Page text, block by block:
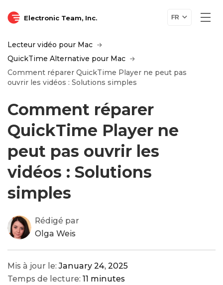
Electronic Team, Inc. FR
Lecteur vidéo pour Mac
QuickTime Alternative pour Mac
Comment réparer QuickTime Player ne peut pas
ouvrir les vidéos : Solutions simples
Comment réparer
QuickTime Player ne
peut pas ouvrir les
vidéos : Solutions
simples
Rédigé par
Olga Weis
Mis à jour le:January 24, 2025
Temps de lecture: 11 minutes